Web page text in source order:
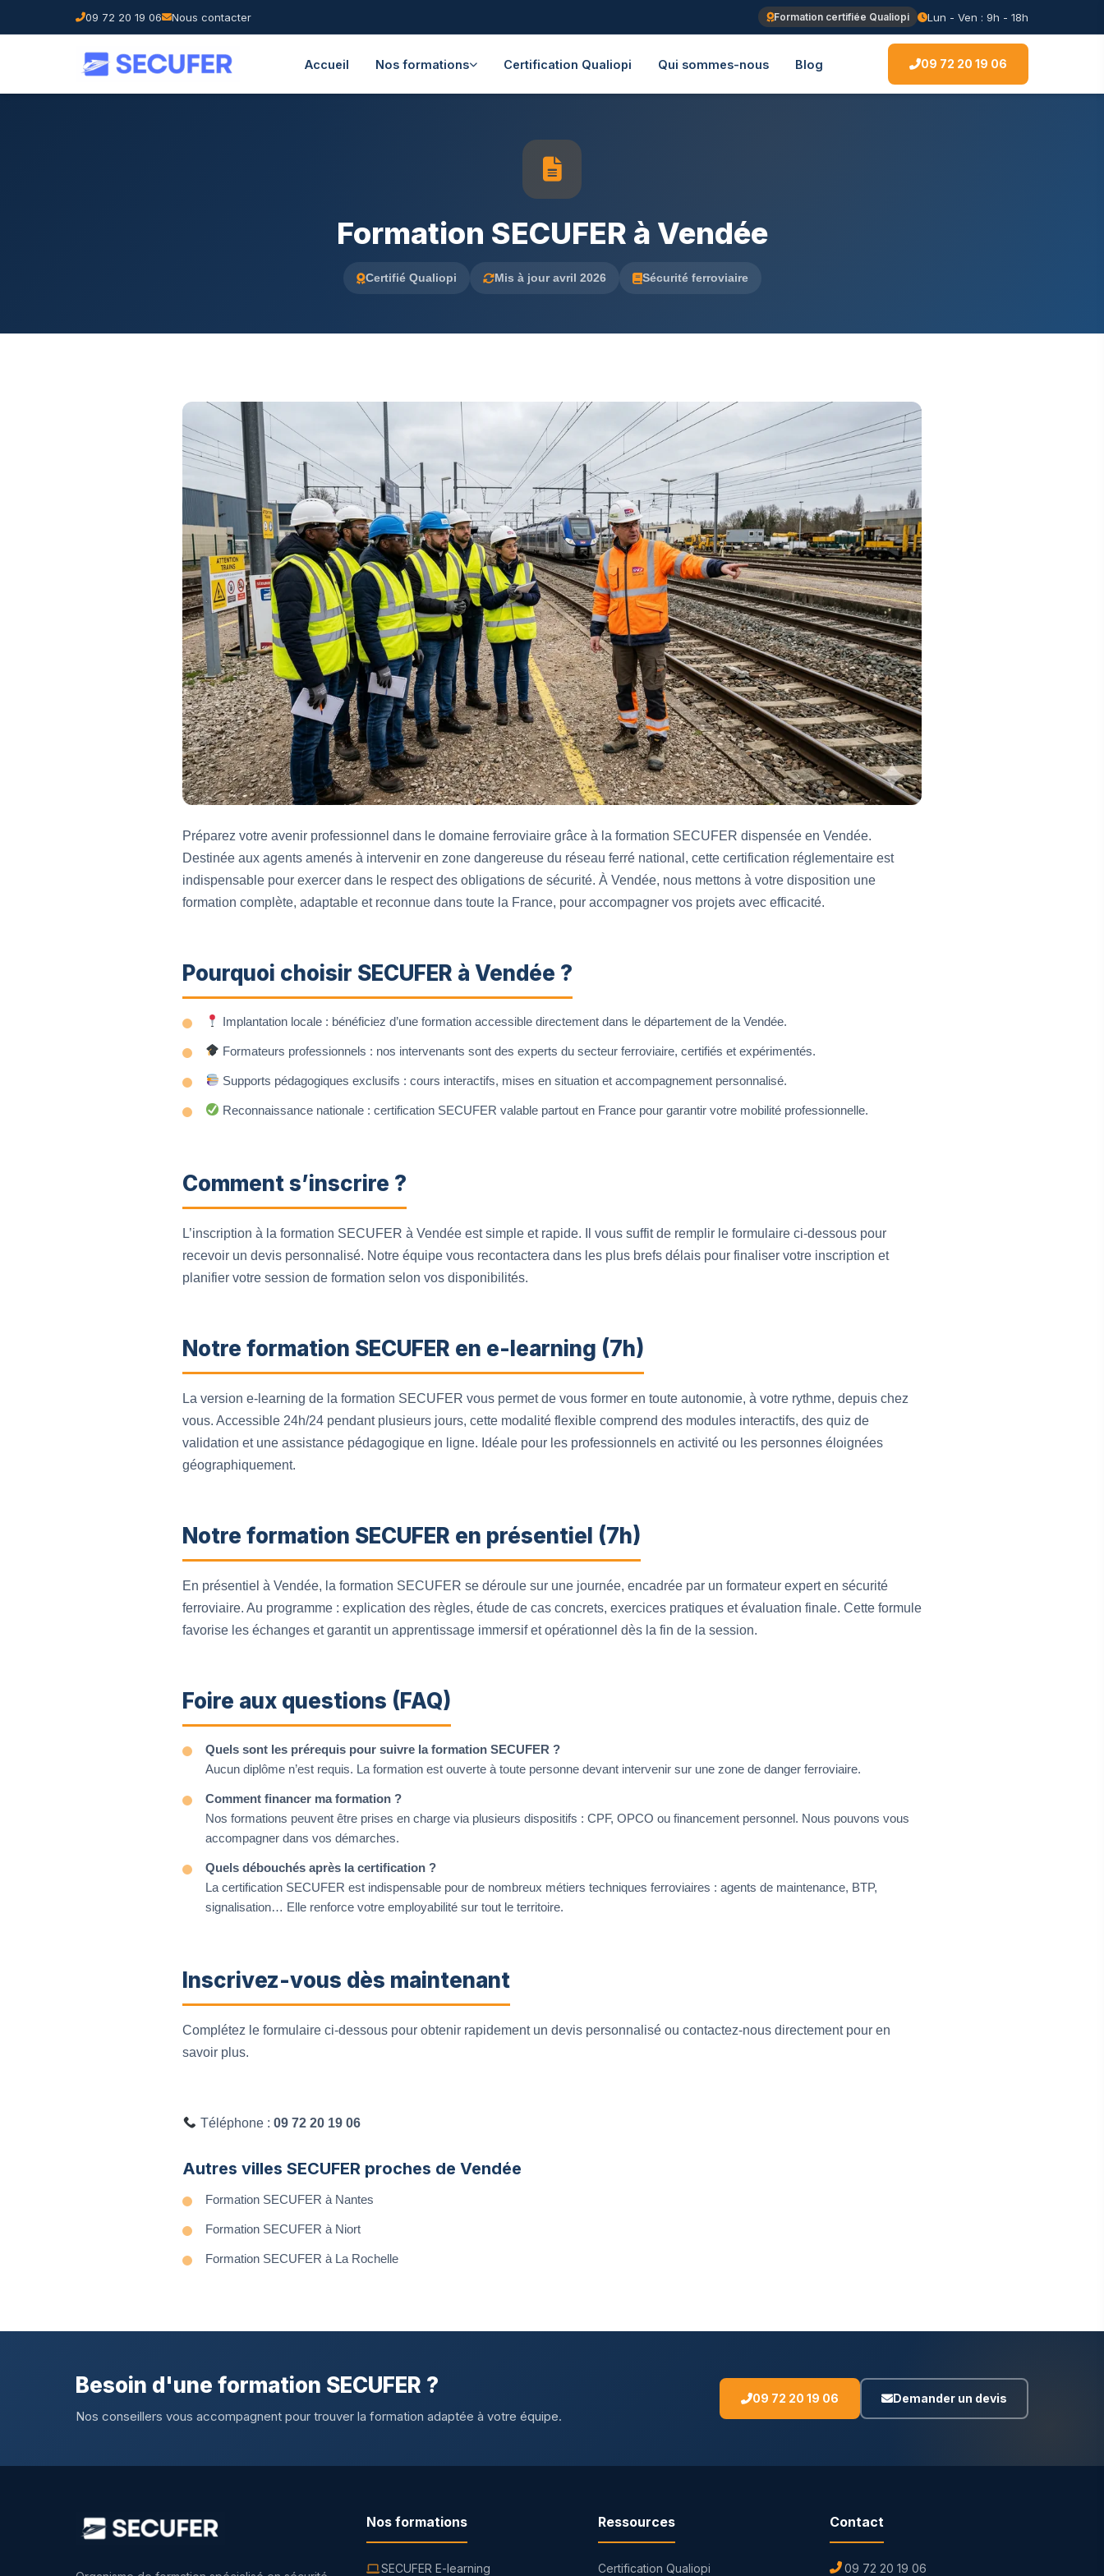
09 72 20 19 06 Nous contacter Formation certifiée Qualiopi Lun - Ven : 9h - 18h
Accueil Nos formations Certification Qualiopi Qui sommes-nous Blog 09 72 20 19 06
Formation SECUFER à Vendée
Certifié Qualiopi Mis à jour avril 2026 Sécurité ferroviaire
Préparez votre avenir professionnel dans le domaine ferroviaire grâce à la formation SECUFER dispensée en Vendée.
Destinée aux agents amenés à intervenir en zone dangereuse du réseau ferré national, cette certification réglementaire est
indispensable pour exercer dans le respect des obligations de sécurité. À Vendée, nous mettons à votre disposition une
formation complète, adaptable et reconnue dans toute la France, pour accompagner vos projets avec efficacité.
Pourquoi choisir SECUFER à Vendée ?
Implantation locale : bénéficiez d’une formation accessible directement dans le département de la Vendée.
Formateurs professionnels : nos intervenants sont des experts du secteur ferroviaire, certifiés et expérimentés.
Supports pédagogiques exclusifs : cours interactifs, mises en situation et accompagnement personnalisé.
Reconnaissance nationale : certification SECUFER valable partout en France pour garantir votre mobilité professionnelle.
Comment s’inscrire ?
L’inscription à la formation SECUFER à Vendée est simple et rapide. Il vous suffit de remplir le formulaire ci-dessous pour
recevoir un devis personnalisé. Notre équipe vous recontactera dans les plus brefs délais pour finaliser votre inscription et
planifier votre session de formation selon vos disponibilités.
Notre formation SECUFER en e-learning (7h)
La version e-learning de la formation SECUFER vous permet de vous former en toute autonomie, à votre rythme, depuis chez
vous. Accessible 24h/24 pendant plusieurs jours, cette modalité flexible comprend des modules interactifs, des quiz de
validation et une assistance pédagogique en ligne. Idéale pour les professionnels en activité ou les personnes éloignées
géographiquement.
Notre formation SECUFER en présentiel (7h)
En présentiel à Vendée, la formation SECUFER se déroule sur une journée, encadrée par un formateur expert en sécurité
ferroviaire. Au programme : explication des règles, étude de cas concrets, exercices pratiques et évaluation finale. Cette formule
favorise les échanges et garantit un apprentissage immersif et opérationnel dès la fin de la session.
Foire aux questions (FAQ)
Quels sont les prérequis pour suivre la formation SECUFER ?
Aucun diplôme n’est requis. La formation est ouverte à toute personne devant intervenir sur une zone de danger ferroviaire.
Comment financer ma formation ?
Nos formations peuvent être prises en charge via plusieurs dispositifs : CPF, OPCO ou financement personnel. Nous pouvons vous
accompagner dans vos démarches.
Quels débouchés après la certification ?
La certification SECUFER est indispensable pour de nombreux métiers techniques ferroviaires : agents de maintenance, BTP,
signalisation… Elle renforce votre employabilité sur tout le territoire.
Inscrivez-vous dès maintenant
Complétez le formulaire ci-dessous pour obtenir rapidement un devis personnalisé ou contactez-nous directement pour en
savoir plus.
Téléphone : 09 72 20 19 06
Autres villes SECUFER proches de Vendée
Formation SECUFER à Nantes
Formation SECUFER à Niort
Formation SECUFER à La Rochelle
Besoin d'une formation SECUFER ?
Nos conseillers vous accompagnent pour trouver la formation adaptée à votre équipe.
09 72 20 19 06 Demander un devis
Nos formations
SECUFER E-learning
Ressources
Certification Qualiopi
Contact
09 72 20 19 06